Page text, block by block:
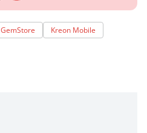
GemStore Kreon Mobile